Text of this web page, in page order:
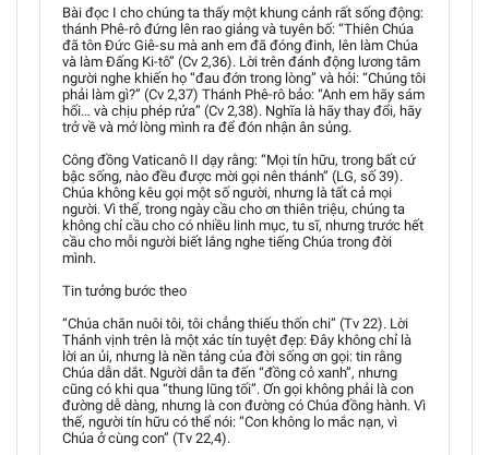
Bài đọc I cho chúng ta thấy một khung cảnh rất sống động:
thánh Phê-rô đứng lên rao giảng và tuyên bố: “Thiên Chúa
đã tôn Đức Giê-su mà anh em đã đóng đinh, lên làm Chúa
và làm Đấng Ki-tô” (Cv 2,36). Lời trên đánh động lương tâm
người nghe khiến họ “đau đớn trong lòng” và hỏi: “Chúng tôi
phải làm gì?” (Cv 2,37) Thánh Phê-rô bảo: “Anh em hãy sám
hối… và chịu phép rửa” (Cv 2,38). Nghĩa là hãy thay đổi, hãy
trở về và mở lòng mình ra để đón nhận ân sủng.
Công đồng Vaticanô II dạy rằng: “Mọi tín hữu, trong bất cứ
bậc sống, nào đều được mời gọi nên thánh” (LG, số 39).
Chúa không kêu gọi một số người, nhưng là tất cả mọi
người. Vì thế, trong ngày cầu cho ơn thiên triệu, chúng ta
không chỉ cầu cho có nhiều linh mục, tu sĩ, nhưng trước hết
cầu cho mỗi người biết lắng nghe tiếng Chúa trong đời
mình.
Tin tưởng bước theo
“Chúa chăn nuôi tôi, tôi chẳng thiếu thốn chi” (Tv 22). Lời
Thánh vịnh trên là một xác tín tuyệt đẹp: Đây không chỉ là
lời an ủi, nhưng là nền tảng của đời sống ơn gọi: tin rằng
Chúa dẫn dắt. Người dẫn ta đến “đồng cỏ xanh”, nhưng
cũng có khi qua “thung lũng tối”. Ơn gọi không phải là con
đường dễ dàng, nhưng là con đường có Chúa đồng hành. Vì
thế, người tín hữu có thể nói: “Con không lo mắc nạn, vì
Chúa ở cùng con” (Tv 22,4).